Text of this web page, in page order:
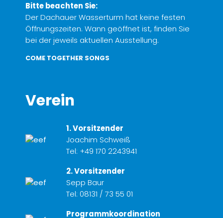
Bitte beachten Sie:
Der Dachauer Wasserturm hat keine festen
Öffnungszeiten. Wann geöffnet ist, finden Sie
bei der jeweils aktuellen Ausstellung.
COME TOGETHER SONGS
Verein
1. Vorsitzender
Joachim Schweiß
Tel: +49 170 2243941
2. Vorsitzender
Sepp Baur
Tel: 08131 / 73 55 01
Programmkoordination